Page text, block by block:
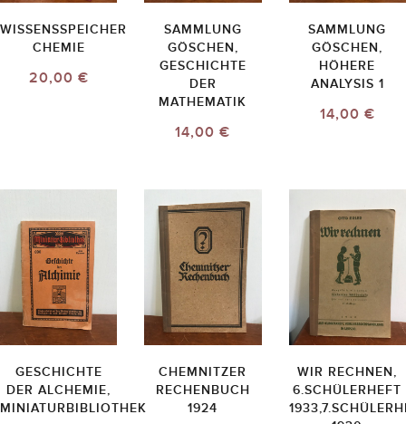
WISSENSSPEICHER
CHEMIE
20,00 €
SAMMLUNG
GÖSCHEN,
GESCHICHTE
DER
MATHEMATIK
14,00 €
SAMMLUNG
GÖSCHEN,
HÖHERE
ANALYSIS 1
14,00 €
GESCHICHTE
DER ALCHEMIE,
MINIATURBIBLIOTHEK
CHEMNITZER
RECHENBUCH
1924
WIR RECHNEN,
6.SCHÜLERHEFT